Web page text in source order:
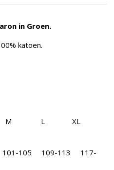
in Groen.
katoen.
cm S M L XL
105 109-113 117-